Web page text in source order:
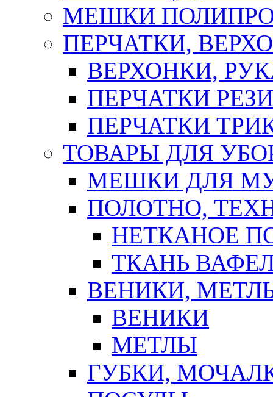
МЕШКИ
ПЕРЧАТКИ,
ВЕРХОНКИ,
ПЕРЧАТКИ
ПЕРЧАТКИ
ТОВАРЫ ДЛЯ
МЕШКИ ДЛЯ
ПОЛОТНО,
НЕТКАНОЕ
ТКАНЬ
ВЕНИКИ,
ВЕНИКИ
МЕТЛЫ
ГУБКИ,